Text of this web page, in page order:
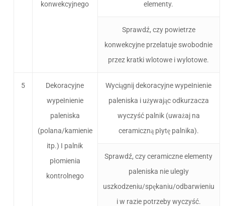
konwekcyjnego elementy.
Sprawdź, czy powietrze
konwekcyjne przelatuje swobodnie
przez kratki wlotowe i wylotowe.
5
Dekoracyjne
wypełnienie
paleniska
(polana/kamienie
itp.) I palnik
płomienia
kontrolnego
Wyciągnij dekoracyjne wypełnienie
paleniska i używając odkurzacza
wyczyść palnik (uważaj na
ceramiczną płytę palnika).
Sprawdź, czy ceramiczne elementy
paleniska nie uległy
uszkodzeniu/spękaniu/odbarwieniu
i w razie potrzeby wyczyść.